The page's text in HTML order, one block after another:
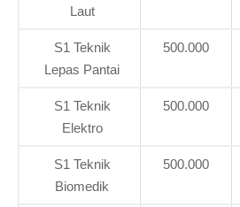
Laut
S1 Teknik
Lepas Pantai
500.000
S1 Teknik
Elektro
500.000
S1 Teknik
Biomedik
500.000